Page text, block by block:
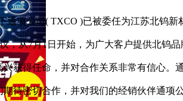
通项公司( TXCO )已被委任为江苏北钨
，从7月1日开始，为广大客户提供北钨品
获得任命，并对合作关系非常有信心
待密切合作，并对我们的经销伙伴通项